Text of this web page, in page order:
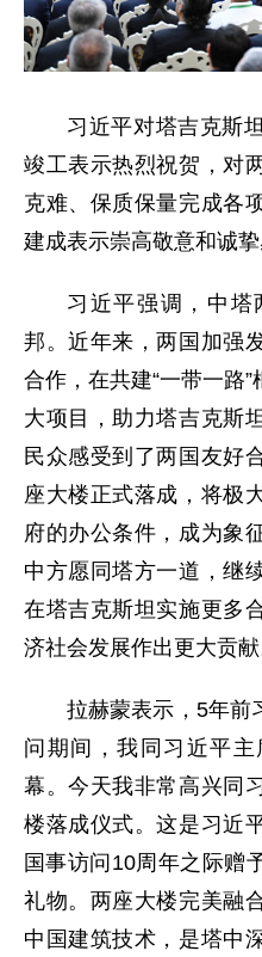
习近平对塔吉克斯
竣工表示热烈祝贺，对
克难、保质保量完成各
建成表示崇高敬意和诚挚
习近平强调，中塔
邦。近年来，两国加强
合作，在共建“一带一路
大项目，助力塔吉克斯
民众感受到了两国友好
座大楼正式落成，将极
府的办公条件，成为象
中方愿同塔方一道，继
在塔吉克斯坦实施更多
济社会发展作出更大贡献
拉赫蒙表示，5年前
问期间，我同习近平
幕。今天我非常高兴同
楼落成仪式。这是习近
国事访问10周年之际赠
礼物。两座大楼完美融
中国建筑技术，是塔中